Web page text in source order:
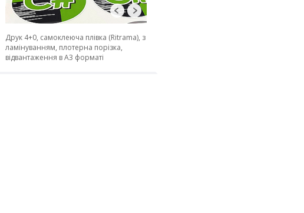
Друк 4+0, самоклеюча плівка (Ritrama), з
ламінуванням, плотерна порізка,
відвантаження в А3 форматі